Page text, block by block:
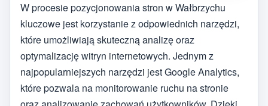
W procesie pozycjonowania stron w Wałbrzychu
kluczowe jest korzystanie z odpowiednich narzędzi,
które umożliwiają skuteczną analizę oraz
optymalizację witryn internetowych. Jednym z
najpopularniejszych narzędzi jest Google Analytics,
które pozwala na monitorowanie ruchu na stronie